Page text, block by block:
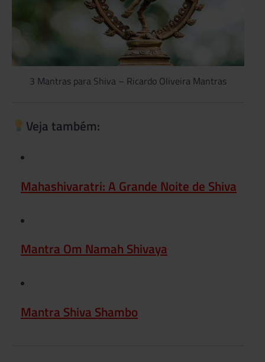
3 Mantras para Shiva – Ricardo Oliveira Mantras
Veja também:
Mahashivaratri: A Grande Noite de Shiva
Mantra Om Namah Shivaya
Mantra Shiva Shambo